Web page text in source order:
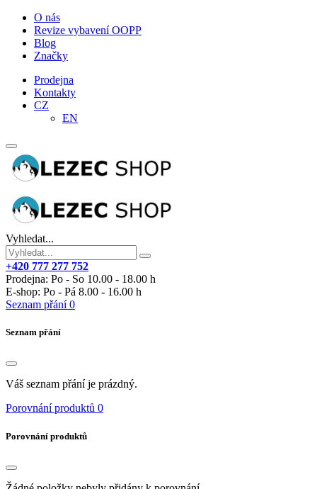
O nás
Revize vybavení OOPP
Blog
Značky
Prodejna
Kontakty
CZ
EN
Vyhledat...
+420 777 277 752
Prodejna: Po - So 10.00 - 18.00 h
E-shop: Po - Pá 8.00 - 16.00 h
Seznam přání 0
Seznam přání
Váš seznam přání je prázdný.
Porovnání produktů 0
Porovnání produktů